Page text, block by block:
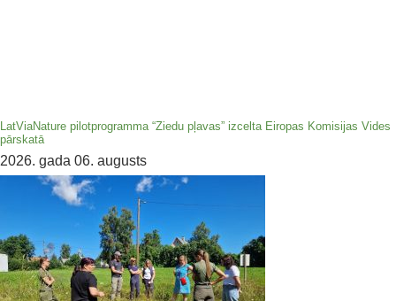
LatViaNature pilotprogramma “Ziedu pļavas” izcelta Eiropas Komisijas Vides
pārskatā
2026. gada 06. augusts